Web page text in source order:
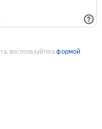
воспользуйтесьформой